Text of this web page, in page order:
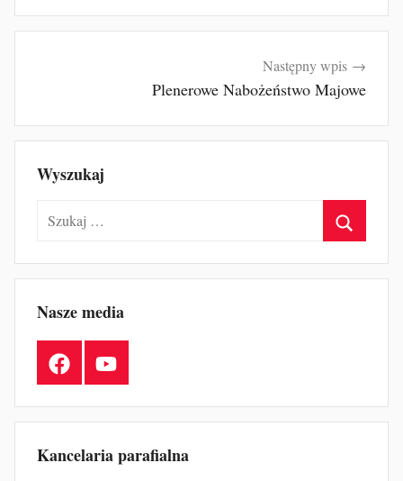
Następny wpis
Plenerowe Nabożeństwo Majowe
Wyszukaj
Szukaj:
Nasze media
FacebookYouTube
Kancelaria parafialna